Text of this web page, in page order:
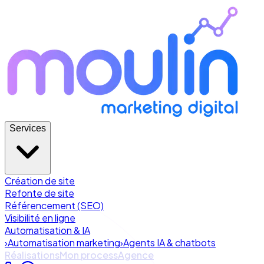
Services
Création de site
Refonte de site
Référencement (SEO)
Visibilité en ligne
Automatisation & IA
›Automatisation marketing›Agents IA & chatbots
RéalisationsMon processAgence